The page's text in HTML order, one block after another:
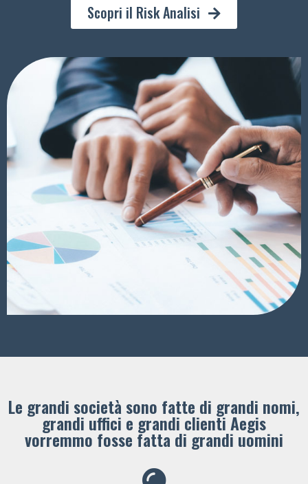
Scopri il Risk Analisi
Le grandi società sono fatte di grandi nomi,
grandi uffici e grandi clienti ​Aegis
vorremmo fosse fatta di grandi uomini